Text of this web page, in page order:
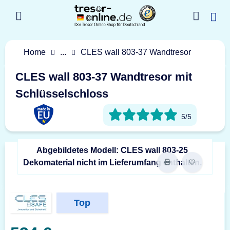
Home ... CLES wall 803-37 Wandtresor
CLES wall 803-37 Wandtresor mit
Schlüsselschloss
5/5
Abgebildetes Modell: CLES wall 803-25
Dekomaterial nicht im Lieferumfang enthalten.
Top